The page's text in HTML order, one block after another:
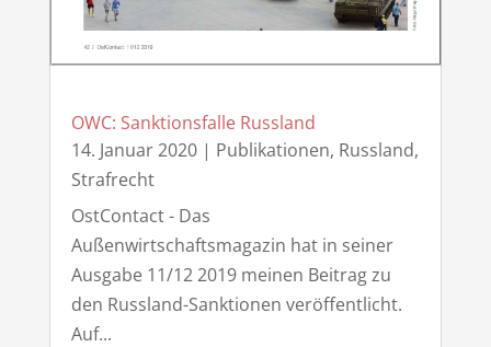
OWC: Sanktionsfalle Russland
14. Januar 2020| Publikationen, Russland,
Strafrecht
OstContact - Das
Außenwirtschaftsmagazin hat in seiner
Ausgabe 11/12 2019 meinen Beitrag zu
den Russland-Sanktionen veröffentlicht.
Auf...